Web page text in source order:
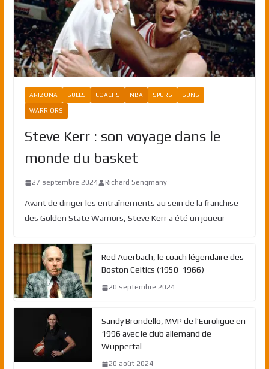
ARIZONA BULLS COACHS NBA SPURS SUNS
WARRIORS
Steve Kerr : son voyage dans le
monde du basket
27 septembre 2024 Richard Sengmany
Avant de diriger les entraînements au sein de la franchise
des Golden State Warriors, Steve Kerr a été un joueur
Red Auerbach, le coach légendaire des
Boston Celtics (1950-1966)
20 septembre 2024
Sandy Brondello, MVP de l’Euroligue en
1996 avec le club allemand de
Wuppertal
20 août 2024